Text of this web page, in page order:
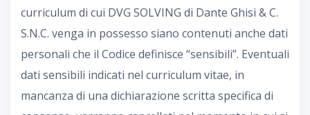
curriculum di cui DVG SOLVING di Dante Ghisi & C.
S.N.C. venga in possesso siano contenuti anche dati
personali che il Codice definisce “sensibili”. Eventuali
dati sensibili indicati nel curriculum vitae, in
mancanza di una dichiarazione scritta specifica di